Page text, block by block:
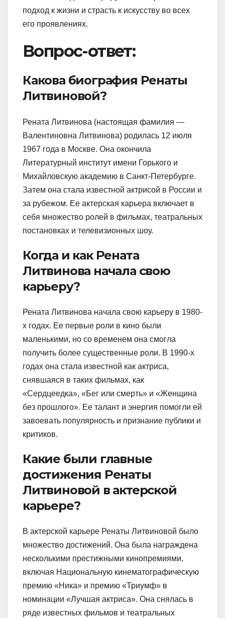
подход к жизни и страсть к искусству во всех
его проявлениях.
Вопрос-ответ:
Какова биография Ренаты
Литвиновой?
Рената Литвинова (настоящая фамилия —
Валентиновна Литвинова) родилась 12 июля
1967 года в Москве. Она окончила
Литературный институт имени Горького и
Михайловскую академию в Санкт-Петербурге.
Затем она стала известной актрисой в России и
за рубежом. Ее актерская карьера включает в
себя множество ролей в фильмах, театральных
постановках и телевизионных шоу.
Когда и как Рената
Литвинова начала свою
карьеру?
Рената Литвинова начала свою карьеру в 1980-
х годах. Ее первые роли в кино были
маленькими, но со временем она смогла
получить более существенные роли. В 1990-х
годах она стала известной как актриса,
снявшаяся в таких фильмах, как
«Сердцеедка», «Бег или смерть» и «Женщина
без прошлого». Ее талант и энергия помогли ей
завоевать популярность и признание публики и
критиков.
Какие были главные
достижения Ренаты
Литвиновой в актерской
карьере?
В актерской карьере Ренаты Литвиновой было
множество достижений. Она была награждена
несколькими престижными кинопремиями,
включая Национальную кинематографическую
премию «Ника» и премию «Триумф» в
номинации «Лучшая актриса». Она снялась в
ряде известных фильмов и театральных